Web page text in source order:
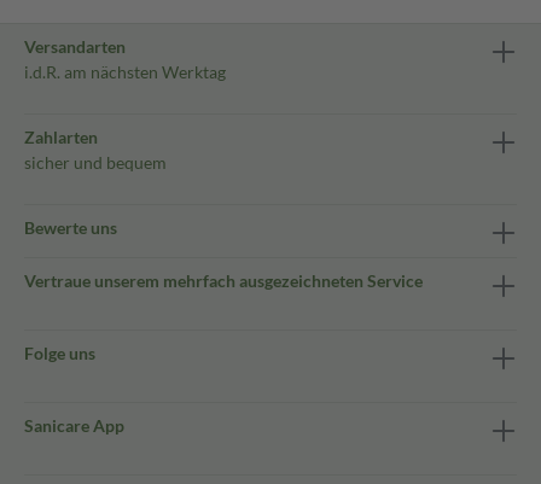
Versandarten
i.d.R. am nächsten Werktag
Zahlarten
sicher und bequem
Bewerte uns
Vertraue unserem mehrfach ausgezeichneten Service
Folge uns
Sanicare App